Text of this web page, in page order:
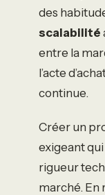
des
scalabilité
entre la
l’acte
continue.
Créer un
exigeant qui
rigueur
marché. En